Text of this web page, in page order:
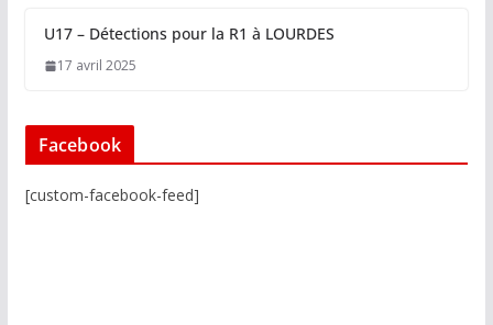
U17 – Détections pour la R1 à LOURDES
17 avril 2025
Facebook
[custom-facebook-feed]